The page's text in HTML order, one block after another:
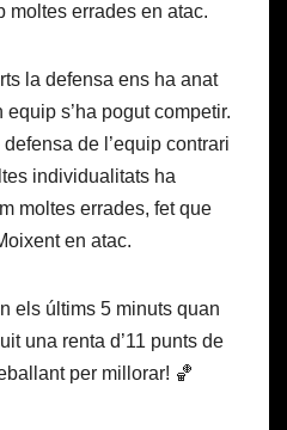
moltes errades en atac.
la defensa ens ha anat
s’ha pogut competir.
de l’equip contrari
individualitats ha
moltes errades, fet que
en atac.
els últims 5 minuts quan
una renta d’11 punts de
per millorar! 🏀